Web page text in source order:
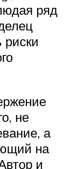
ряд
не
а
на
и